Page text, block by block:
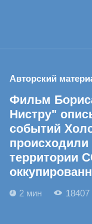
Авторский
Фильм
Нистру"
событий
происходили
территории
2 мин 18407